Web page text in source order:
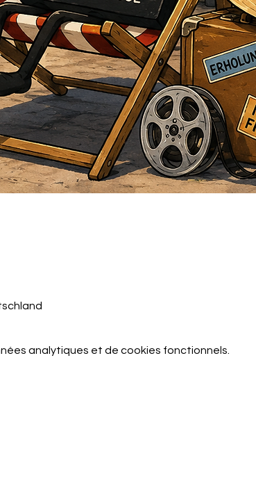
analytiques et de cookies fonctionnels.